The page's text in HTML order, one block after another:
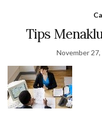
Tips
November 27,